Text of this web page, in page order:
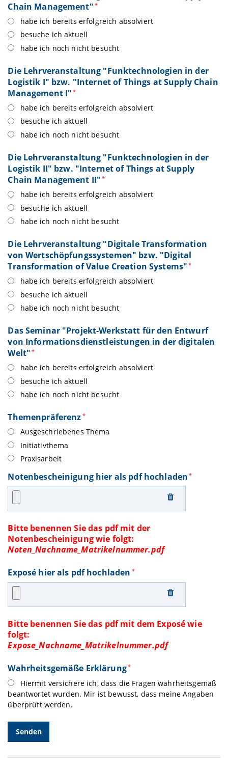
Chain Management" *
habe ich bereits erfolgreich absolviert
besuche ich aktuell
habe ich noch nicht besucht
Die Lehrveranstaltung "Funktechnologien in der
Logistik I" bzw. "Internet of Things at Supply Chain
Management I" *
habe ich bereits erfolgreich absolviert
besuche ich aktuell
habe ich noch nicht besucht
Die Lehrveranstaltung "Funktechnologien in der
Logistik II" bzw. "Internet of Things at Supply
Chain Management II" *
habe ich bereits erfolgreich absolviert
besuche ich aktuell
habe ich noch nicht besucht
Die Lehrveranstaltung "Digitale Transformation
von Wertschöpfungssystemen" bzw. "Digital
Transformation of Value Creation Systems" *
habe ich bereits erfolgreich absolviert
besuche ich aktuell
habe ich noch nicht besucht
Das Seminar "Projekt-Werkstatt für den Entwurf
von Informationsdienstleistungen in der digitalen
Welt" *
habe ich bereits erfolgreich absolviert
besuche ich aktuell
habe ich noch nicht besucht
Themenpräferenz *
Ausgeschriebenes Thema
Initiativthema
Praxisarbeit
Notenbescheinigung hier als pdf hochladen *
Bitte benennen Sie das pdf mit der
Notenbescheinigung wie folgt:
Noten_Nachname_Matrikelnummer.pdf
Exposé hier als pdf hochladen *
Bitte benennen Sie das pdf mit dem Exposé wie
folgt:
Expose_Nachname_Matrikelnummer.pdf
Wahrheitsgemäße Erklärung*
beantwortet wurden. Mir ist bewusst, dass meine Angaben
überprüft werden.